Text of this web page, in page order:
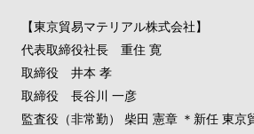
【東京貿易マテリアル株式会社】
代表取締役社長 重住 寛
取締役 井本 孝
取締役 長谷川 一彦
監査役（非常勤） 柴田 憲章 ＊新任 東京